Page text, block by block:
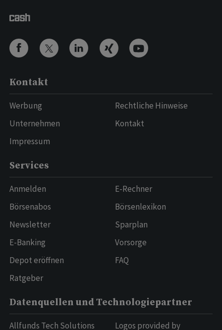
Kontakt
Werbung
Unternehmen
Impressum
Rechtliche Hinweise
Kontakt
Services
Anmelden
Börsenabos
Newsletter
E-Banking
Depot eröffnen
Ratgeber
E-Rechner
Börsenlexikon
Sparplan
Vorsorge
FAQ
Datenquellen und Technologiepartner
Allfunds Tech Solutions Logos provided by